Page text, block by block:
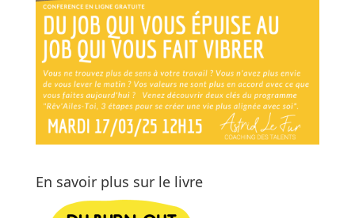
En savoir plus sur le livre